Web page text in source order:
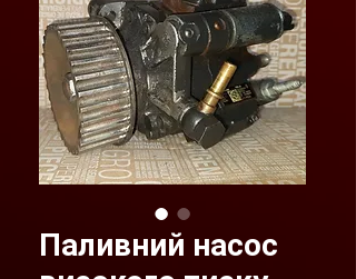
Паливний насос